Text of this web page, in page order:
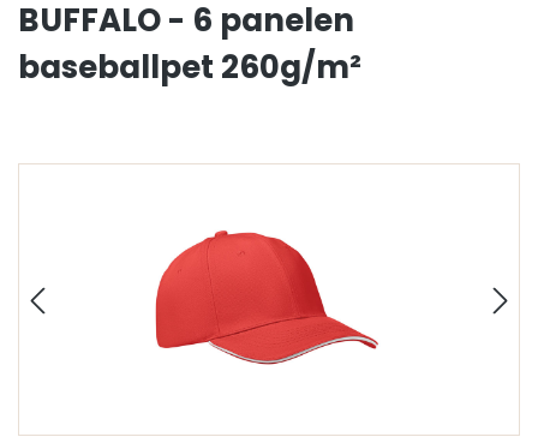
BUFFALO - 6 panelen
baseballpet 260g/m²